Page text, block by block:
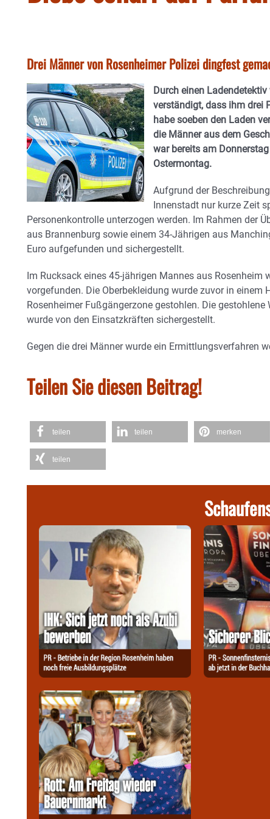
Drei Männer von Rosenheimer Polizei dingfest
Durch einen
verständigt, dass ihm drei
habe soeben den Laden
die Männer aus dem
war bereits am
Ostermontag.
Aufgrund der
Innenstadt nur kurze Zeit
Personenkontrolle unterzogen werden. Im Rahmen der
aus Brannenburg sowie einem 34-Jährigen aus
Euro aufgefunden und sichergestellt.
Im Rucksack eines 45-jährigen Mannes aus Rosenheim
vorgefunden. Die Oberbekleidung wurde zuvor in einem
Rosenheimer Fußgängerzone gestohlen. Die
wurde von den Einsatzkräften sichergestellt.
Gegen die drei Männer wurde ein Ermittlungsverfahren
Teilen Sie diesen Beitrag!
teilen teilen merken
teilen